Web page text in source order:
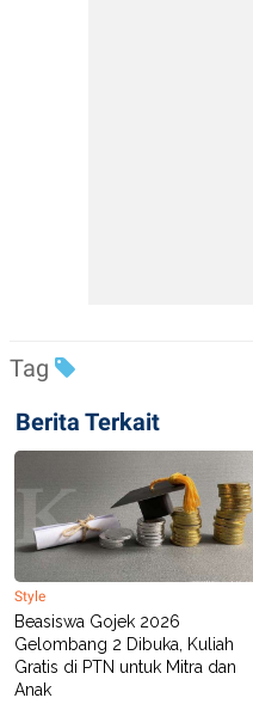
Tag
Berita Terkait
Style
Beasiswa Gojek 2026
Gelombang 2 Dibuka, Kuliah
Gratis di PTN untuk Mitra dan
Anak